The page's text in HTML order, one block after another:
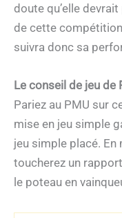
doute qu’elle
de cette
suivra donc sa
Le conseil de jeu
Pariez au PMU sur
mise en jeu simple
jeu simple placé.
toucherez un
le poteau en